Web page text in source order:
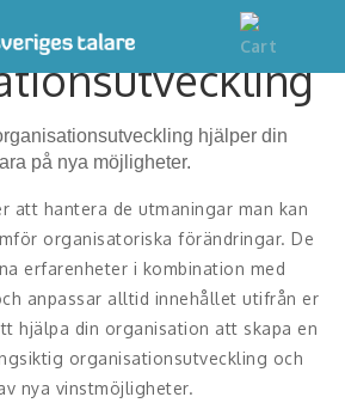
målsättning
hjälper din
på nya möjligheter.
att hantera de utmaningar man kan
organisatoriska förändringar. De
erfarenheter i kombination med
anpassar alltid innehållet utifrån er
hjälpa din organisation att skapa en
organisationsutveckling och
nya vinstmöjligheter.